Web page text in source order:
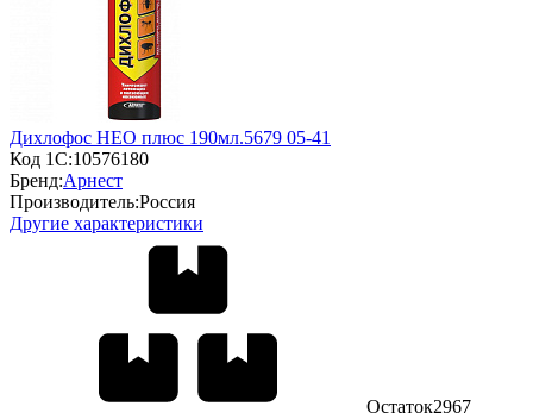
Дихлофос НЕО плюс 190мл.5679 05-41
Код 1С:10576180
Бренд:Арнест
Производитель:Россия
Другие характеристики
Остаток2967